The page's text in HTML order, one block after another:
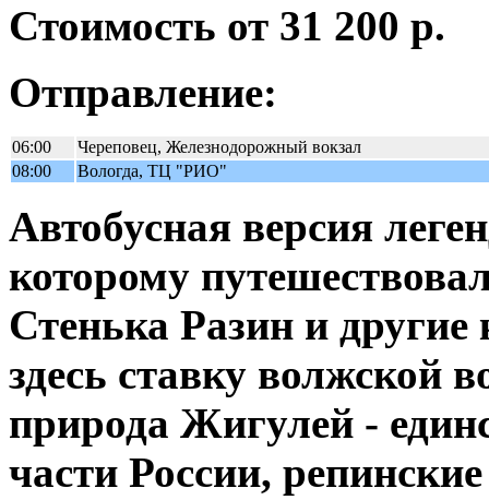
Стоимость от 31 200 р.
Отправление:
06:00
Череповец, Железнодорожный вокзал
08:00
Вологда, ТЦ "РИО"
Автобусная версия
которому
Стенька Разин и
здесь ставку волжской
природа Жигулей -
части России,